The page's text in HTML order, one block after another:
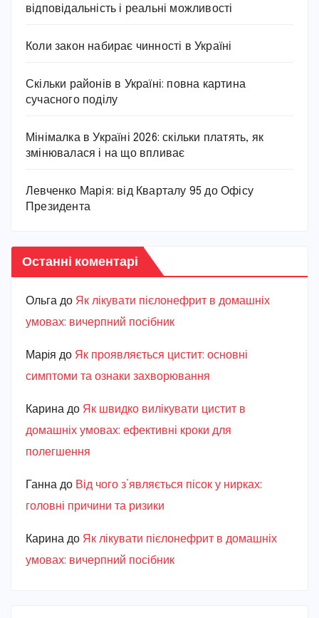
відповідальність і реальні можливості
Коли закон набирає чинності в Україні
Скільки районів в Україні: повна картина
сучасного поділу
Мінімалка в Україні 2026: скільки платять, як
змінювалася і на що впливає
Левченко Марія: від Кварталу 95 до Офісу
Президента
Останні коментарі
Ольга до Як лікувати пієлонефрит в домашніх
умовах: вичерпний посібник
Марiя до Як проявляється цистит: основні
симптоми та ознаки захворювання
Карина до Як швидко вилікувати цистит в
домашніх умовах: ефективні кроки для
полегшення
Ганна до Від чого з’являється пісок у нирках:
головні причини та ризики
Карина до Як лікувати пієлонефрит в домашніх
умовах: вичерпний посібник